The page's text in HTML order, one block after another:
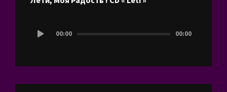
audio
00:00 00:00